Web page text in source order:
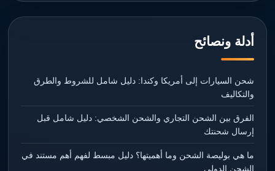
أدلة ونصائح
شحن السيارات إلى أمريكا وكندا: دليل شامل للشروط والطرق
والتكاليف
الفرق بين الشحن التجاري والشحن الشخصي: دليل شامل قبل
إرسال شحنتك
ما هي بوليصة الشحن وما أهميتها؟ دليل مبسط لفهم أهم مستند في
الشحن الدولي